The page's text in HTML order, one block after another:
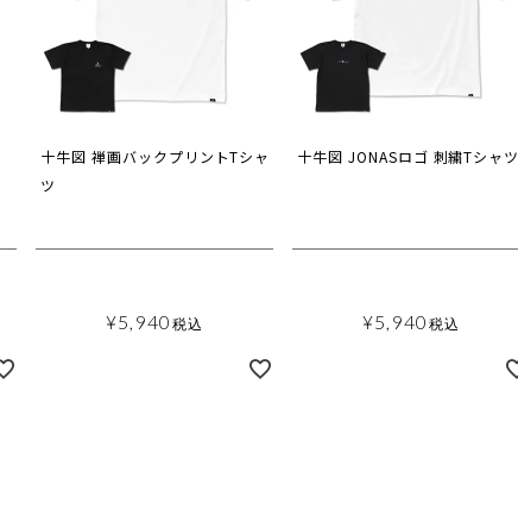
十牛図 禅画バックプリントTシャ
ツ
¥5,940 税込
十牛図 JONASロゴ 刺繍Tシャツ
¥5,940 税込